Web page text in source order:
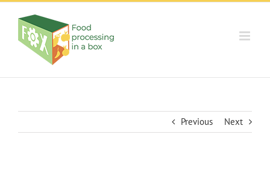
Skip
content
Previous Next